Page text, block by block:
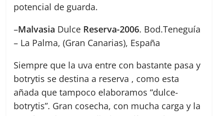
potencial de guarda.
–Malvasia Dulce Reserva-2006. Bod.Teneguía
– La Palma, (Gran Canarias), España
Siempre que la uva entre con bastante pasa y
botrytis se destina a reserva , como esta
añada que tampoco elaboramos “dulce-
botrytis”. Gran cosecha, con mucha carga y la